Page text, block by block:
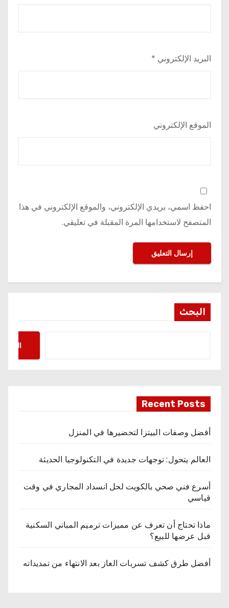
البريد الإلكتروني *
الموقع الإلكتروني
احفظ اسمي، بريدي الإلكتروني، والموقع الإلكتروني في هذا
المتصفح لاستخدامها المرة المقبلة في تعليقي.
البحث
البحث
Recent Posts
أفضل وصفات البيتزا لتحضيرها في المنزل
العالم يتحول: توجهات جديدة في التكنولوجيا الحديثة
أسرع فني صحي بالكويت لحل انسداد المجاري في وقت
قياسي
ماذا تحتاج أن تعرف عن مميزات ترميم المباني السكنية
قبل عرضها للبيع؟
أفضل طرق كشف تسربات الغاز بعد الانتهاء من تمديداته